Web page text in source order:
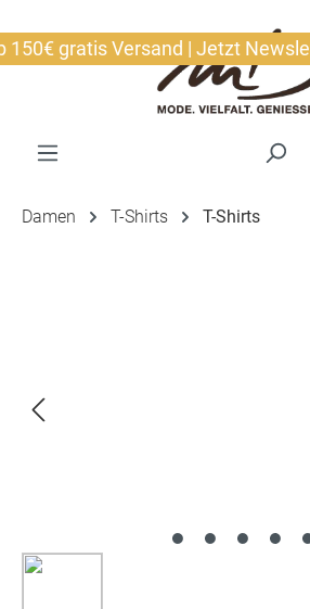
gratis Versand | Jetzt
Damen T-Shirts T-Shirts